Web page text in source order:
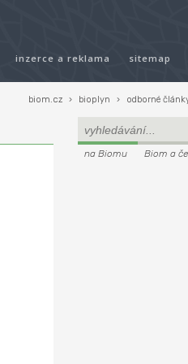
inzerce a reklama sitemap
biom.cz › bioplyn › odborné
na Biomu Biom a